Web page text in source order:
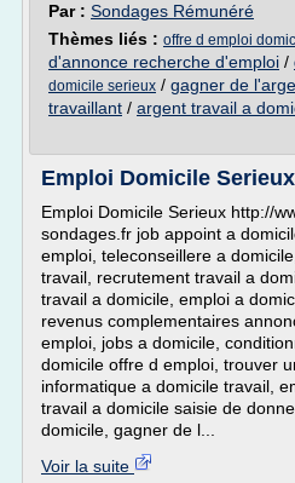
Par : Sondages Rémunéré
Thèmes liés : offre d emploi
d'annonce recherche d'emploi /
domicile serieux / gagner de
travaillant / argent travail a
Emploi Domicile Serieux
Emploi Domicile Serieux http://
sondages.fr job appoint a
emploi, teleconseillere a
travail, recrutement travail a
travail a domicile, emploi a
revenus complementaires
emploi, jobs a domicile,
domicile offre d emploi, trouver
informatique a domicile travail,
travail a domicile saisie de
domicile, gagner de l...
Voir la suite